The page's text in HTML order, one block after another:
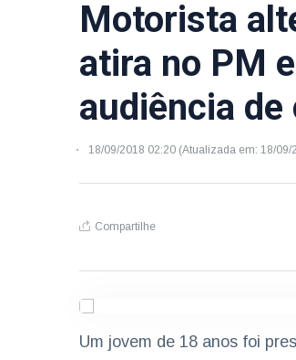
Motorista
atira no PM
audiência
18/09/2018 02:20 (Atualizada em: 18/09/
Compartilhe
Um jovem de 18 anos foi